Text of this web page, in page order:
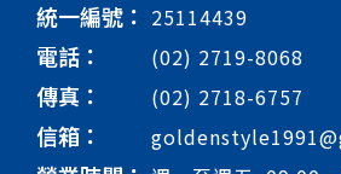
統一編號： 25114439
電話： (02) 2719-8068
傳真： (02) 2718-6757
信箱：